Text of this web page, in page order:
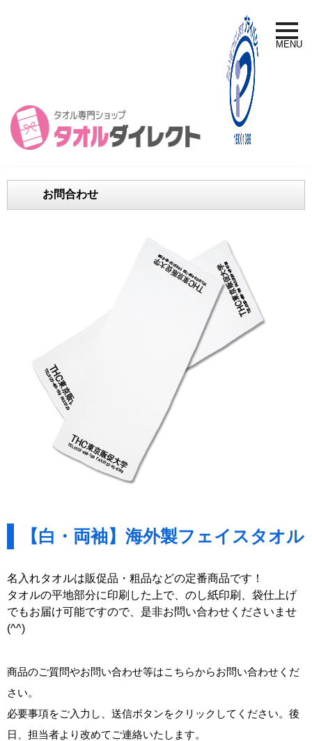
toggle
MENU
お問合わせ
【白・両袖】海外製フェイスタオル
名入れタオルは販促品・粗品などの定番商品です！
タオルの平地部分に印刷した上で、のし紙印刷、袋仕上げ
でもお届け可能ですので、是非お問い合わせくださいませ
(^^)
商品のご質問やお問い合わせ等はこちらからお問い合わせくだ
さい。
必要事項をご入力し、送信ボタンをクリックしてください。後
日、担当者より改めてご連絡いたします。